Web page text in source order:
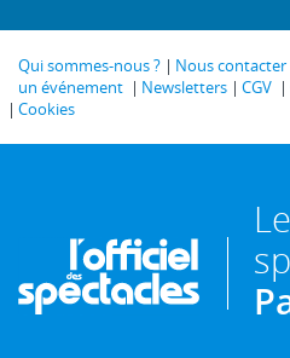
Qui sommes-nous ? Nous contacter
un événement
Newsletters CGV
Cookies